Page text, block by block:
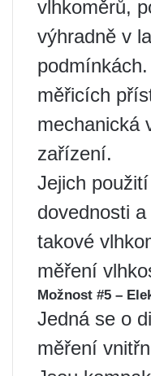
vlhkoměrů,
výhradně v
měřicích
mechanická
zařízení.
Jejich
dovednosti
takové
měření
Možnost #5 –
Jedná se o
měření